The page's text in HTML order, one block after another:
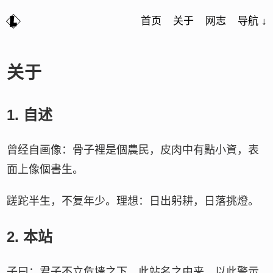
首页 关于 网志 导航 ↓
关于
1. 自述
曾经自画像：骨子裡是個農民，皮肉中有點小資，表
面上像個書生。
蹉跎半生，不复年少。理想：日出躬耕，日落挑燈。
2. 本站